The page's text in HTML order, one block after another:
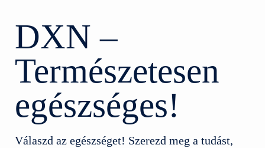
DXN –
Természetesen
egészséges!
Válaszd az egészséget! Szerezd meg a tudást,